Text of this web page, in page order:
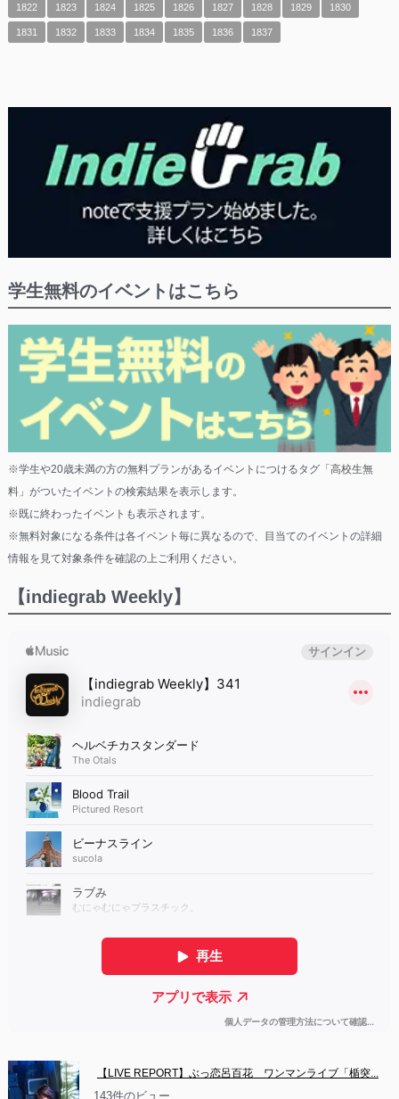
1822 1823 1824 1825 1826 1827 1828 1829 1830
1831 1832 1833 1834 1835 1836 1837
学生無料のイベントはこちら
※学生や20歳未満の方の無料プランがあるイベントにつけるタグ「高校生無
料」がついたイベントの検索結果を表示します。
※既に終わったイベントも表示されます。
※無料対象になる条件は各イベント毎に異なるので、目当てのイベントの詳細
情報を見て対象条件を確認の上ご利用ください。
【indiegrab Weekly】
【LIVE REPORT】ぶっ恋呂百花　ワンマンライブ「楯突...
143件のビュー